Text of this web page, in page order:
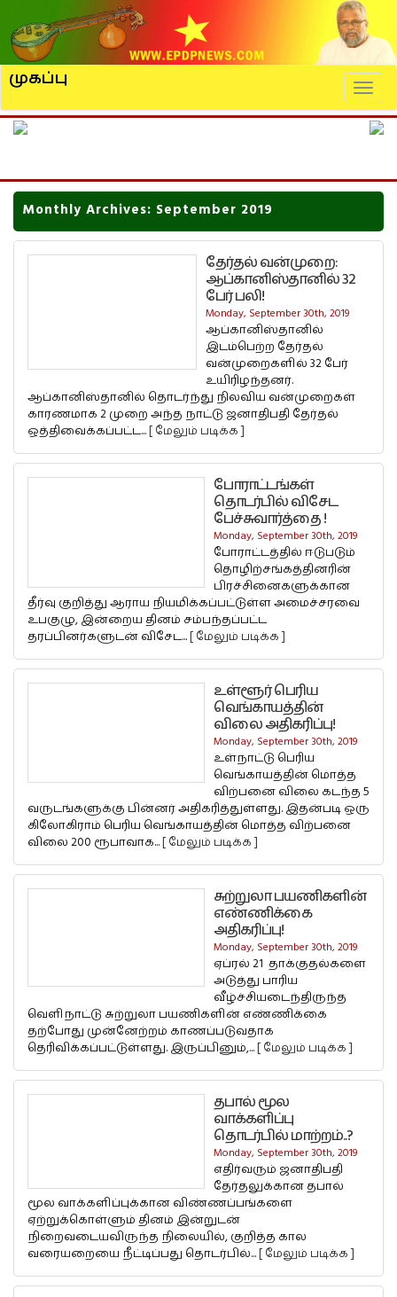
முகப்பு
Monthly Archives: September 2019
தேர்தல் வன்முறை:
ஆப்கானிஸ்தானில் 32
பேர் பலி!
Monday, September 30th, 2019
ஆப்கானிஸ்தானில்
இடம்பெற்ற தேர்தல்
வன்முறைகளில் 32 பேர்
உயிரிழந்தனர்.
ஆப்கானிஸ்தானில் தொடர்ந்து நிலவிய வன்முறைகள்
காரணமாக 2 முறை அந்த நாட்டு ஜனாதிபதி தேர்தல்
ஒத்திவைக்கப்பட்ட... [ மேலும் படிக்க ]
போராட்டங்கள்
தொடர்பில் விசேட
பேச்சுவார்த்தை !
Monday, September 30th, 2019
போராட்டத்தில் ஈடுபடும்
தொழிற்சங்கத்தினரின்
பிரச்சினைகளுக்கான
தீர்வு குறித்து ஆராய நியமிக்கப்பட்டுள்ள அமைச்சரவை
உபகுழு, இன்றைய தினம் சம்பந்தப்பட்ட
தரப்பினர்களுடன் விசேட... [ மேலும் படிக்க ]
உள்ளூர் பெரிய
வெங்காயத்தின்
விலை அதிகரிப்பு!
Monday, September 30th, 2019
உள்நாட்டு பெரிய
வெங்காயத்தின் மொத்த
விற்பனை விலை கடந்த 5
வருடங்களுக்கு பின்னர் அதிகரித்துள்ளது. இதன்படி ஒரு
கிலோகிராம் பெரிய வெங்காயத்தின் மொத்த விற்பனை
விலை 200 ரூபாவாக... [ மேலும் படிக்க ]
சுற்றுலா பயணிகளின்
எண்ணிக்கை
அதிகரிப்பு!
Monday, September 30th, 2019
ஏப்ரல் 21 தாக்குதல்களை
அடுத்து பாரிய
வீழ்ச்சியடைந்திருந்த
வெளிநாட்டு சுற்றுலா பயணிகளின் எண்ணிக்கை
தற்போது முன்னேற்றம் காணப்படுவதாக
தெரிவிக்கப்பட்டுள்ளது. இருப்பினும்,... [ மேலும் படிக்க ]
தபால் மூல
வாக்களிப்பு
தொடர்பில் மாற்றம்..?
Monday, September 30th, 2019
எதிர்வரும் ஜனாதிபதி
தேர்தலுக்கான தபால்
மூல வாக்களிப்புக்கான விண்ணப்பங்களை
ஏற்றுக்கொள்ளும் தினம் இன்றுடன்
நிறைவடையவிருந்த நிலையில், குறித்த கால
வரையறையை நீட்டிப்பது தொடர்பில்... [ மேலும் படிக்க ]